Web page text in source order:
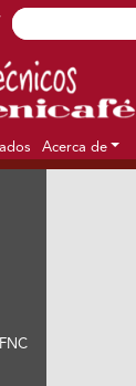
principal
Acerca de